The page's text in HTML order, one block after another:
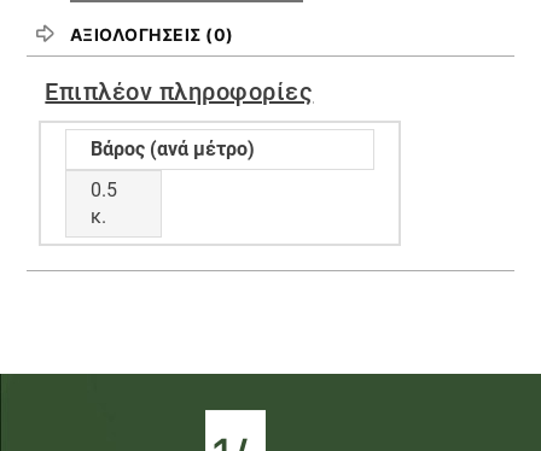
ΑΞΙΟΛΟΓΉΣΕΙΣ (0)
Επιπλέον πληροφορίες
Βάρος (ανά μέτρο)
0.5
κ.